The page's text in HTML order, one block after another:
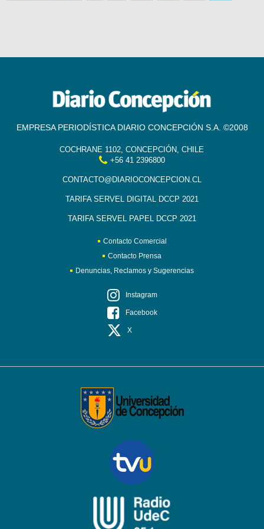
EMPRESA PERIODÍSTICA DIARIO CONCEPCIÓN S.A. ©2008
COCHRANE 1102, CONCEPCIÓN, CHILE
+56 41 2396800
CONTACTO@DIARIOCONCEPCION.CL
TARIFA SERVEL DIGITAL DCCP 2021
TARIFA SERVEL PAPEL DCCP 2021
Contacto Comercial
Contacto Prensa
Denuncias, Reclamos y Sugerencias
Instagram
Facebook
X